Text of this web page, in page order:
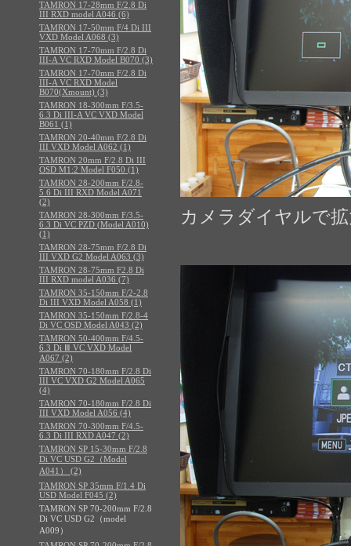
カメラダイヤルで
TAMRON 17-28mm F/2.8 Di
III RXD model A046 (6)
TAMRON 17-50mm F/4 Di III
VXD Model A068 (3)
TAMRON 17-70mm F/2.8 Di
III-A VC RXD Model B070 (3)
TAMRON 17-70mm F/2.8 Di
III-A VC RXD Model
B070(Xmount) (3)
TAMRON 18-300mm F/3.5-
6.3 Di III-A VC VXD Model
B061 (1)
TAMRON 20-40mm F/2.8 Di
III VXD Model A062 (1)
TAMRON 20mm F/2.8 Di III
OSD M1:2 Model F050 (1)
TAMRON 28-200mm F/2.8-
5.6 Di III RXD Model A071
(2)
TAMRON 28-300mm F/3.5-
6.3 Di VC PZD (Model A010)
(1)
TAMRON 28-75mm F/2.8 Di
III VXD G2 Model A063 (3)
TAMRON 28-75mm F2.8 Di
III RXD model A036 (7)
TAMRON 35-150mm F/2-2.8
Di III VXD Model A058 (1)
TAMRON 35-150mm F/2.8-4
Di VC OSD Model A043 (2)
TAMRON 50-400mm F/4.5-
6.3 Di Ⅲ VC VXD Model
A067 (2)
TAMRON 70-180mm F/2.8 Di
III VC VXD G2 Model A065
(4)
TAMRON 70-180mm F/2.8 Di
III VXD Model A056 (4)
TAMRON 70-300mm F/4.5-
6.3 Di III RXD A047 (2)
TAMRON SP 15-30mm F/2.8
Di VC USD G2（Model
A041） (2)
TAMRON SP 35mm F/1.4 Di
USD Model F045 (2)
TAMRON SP 70-200mm F/2.8
Di VC USD G2（model
A009）